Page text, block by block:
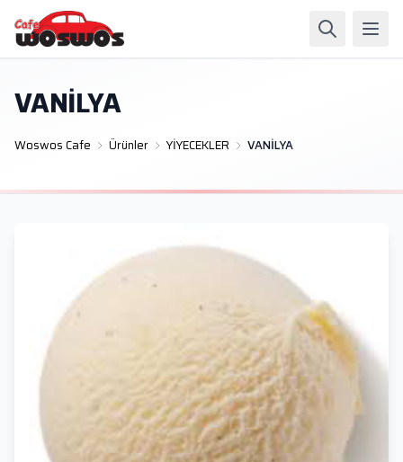
VANİLYA
Woswos Cafe Ürünler YİYECEKLER VANİLYA